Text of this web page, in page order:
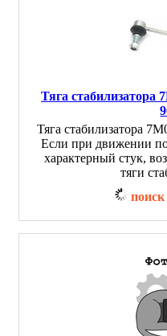
Тяга стабилизатора
Тяга стабилизатора
Если при движении
характерный стук,
тяги